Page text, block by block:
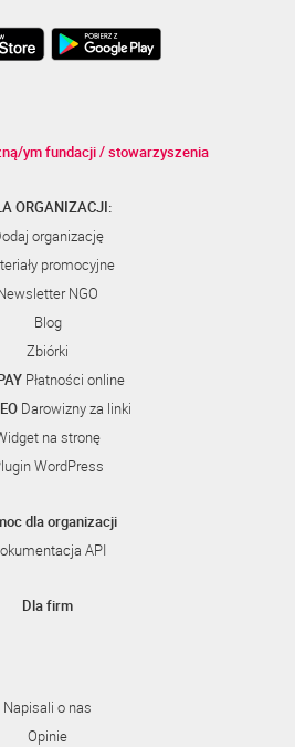
ym fundacji / stowarzyszenia
ORGANIZACJI:
organizację
promocyjne
NGO
Blog
Zbiórki
Płatności online
Darowizny za linki
na stronę
WordPress
dla organizacji
API
Dla firm
Napisali o nas
Opinie